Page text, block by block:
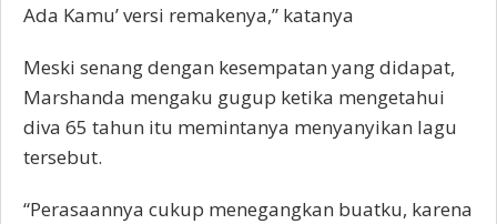
Ada Kamu’ versi remakenya,” katanya
Meski senang dengan kesempatan yang didapat,
Marshanda mengaku gugup ketika mengetahui
diva 65 tahun itu memintanya menyanyikan lagu
tersebut.
“Perasaannya cukup menegangkan buatku, karena